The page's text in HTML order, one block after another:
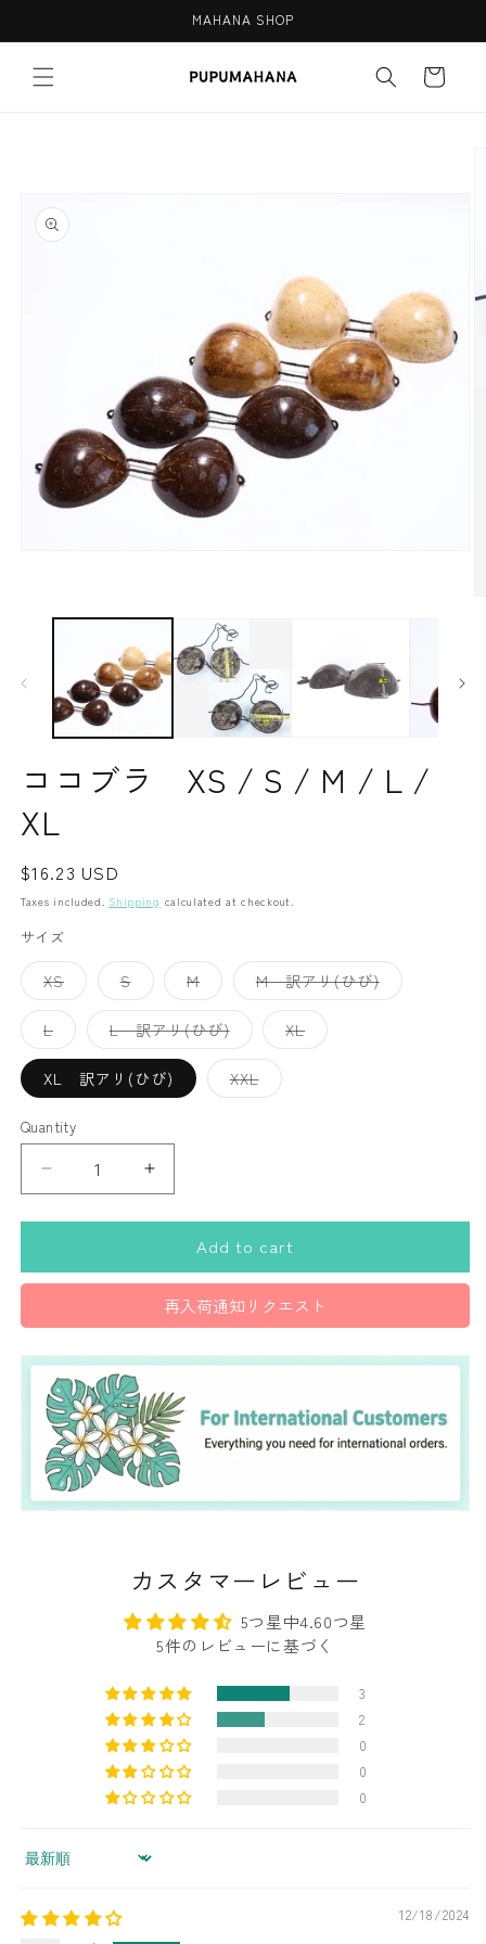
MAHANA SHOP
Cart
modal
ココブラ XS / S / M / L /
XL
Regular
price
$16.23 USD
Taxes included. Shipping calculated at checkout.
サイズ
XSVariant
sold
or
unavailable
SVariant
sold
out
or
unavailable
MVariant
sold
out
or
unavailable
M 訳アリ(ひび)Variant
sold
LVariant
sold
out
or
unavailable
L 訳アリ(ひび)Variant
sold
out
or
unavailable
XLVariant
sold
XL 訳アリ(ひび) XXLVariant
sold
Quantity
Quantity
Decrease
quantity
for
コ
ラ
/
S
/
M
/
L
/
Increase
quantity
for
コ
ブ
ラ
/
S
/
M
/
L
/
Add to cart
再入荷通知リクエスト
カスタマーレビュー
5つ星中4.60つ星
5件のレビューに基づく
3
2
0
0
0
Sort by
12/18/2024